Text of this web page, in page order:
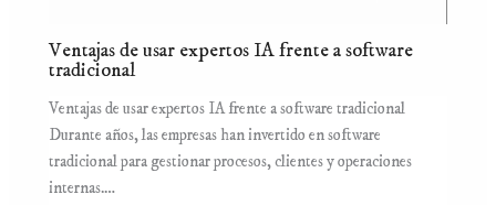
Ventajas de usar expertos IA frente a software
tradicional
Ventajas de usar expertos IA frente a software tradicional
Durante años, las empresas han invertido en software
tradicional para gestionar procesos, clientes y operaciones
internas.…